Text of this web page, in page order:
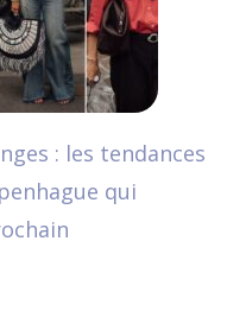
: les tendances
qui